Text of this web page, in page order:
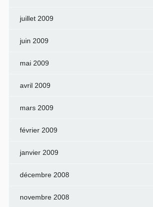
juillet 2009
juin 2009
mai 2009
avril 2009
mars 2009
février 2009
janvier 2009
décembre 2008
novembre 2008